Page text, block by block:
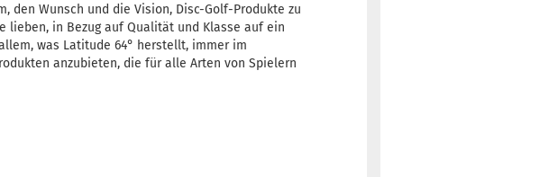
den Wunsch und die Vision, Disc-Golf-Produkte zu
lieben, in Bezug auf Qualität und Klasse auf ein
was Latitude 64° herstellt, immer im
anzubieten, die für alle Arten von Spielern